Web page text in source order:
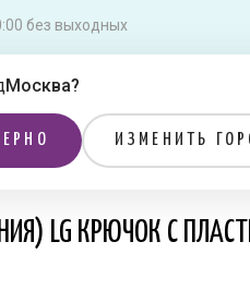
без выходных
Москва?
ИЗМЕНИТЬ
ЛИТЕРАТУРА
LG КРЮЧОК С